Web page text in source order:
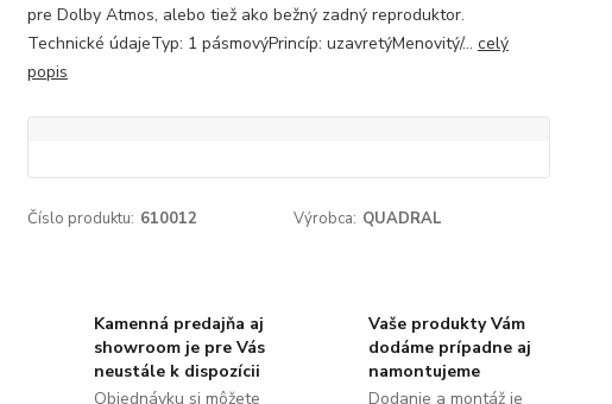
pre Dolby Atmos, alebo tiež ako bežný zadný reproduktor.
Technické údajeTyp: 1 pásmovýPrincíp: uzavretýMenovitý/... celý
popis
Číslo produktu: 610012 Výrobca: QUADRAL
Kamenná predajňa aj
showroom je pre Vás
neustále k dispozícii
Objednávku si môžete
Vaše produkty Vám
dodáme prípadne aj
namontujeme
Dodanie a montáž je